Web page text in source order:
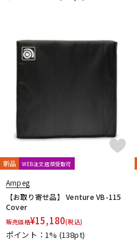
新品 WEB注文店頭受取可
Ampeg
【お取り寄せ品】 Venture VB-115
Cover
販売価格¥15,180(税込)
ポイント：1% (138pt)